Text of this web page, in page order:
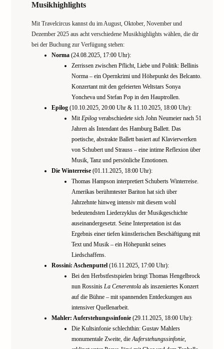
Musikhighlights
Mit Travelcircus kannst du im August, Oktober, November und
Dezember 2025 aus acht verschiedene Musikhighlights wählen, die dir
bei der Buchung zur Verfügung stehen:
Norma (24.08.2025, 17:00 Uhr):
Zerrissen zwischen Pflicht, Liebe und Politik: Bellinis
Norma – ein Opernkrimi und Höhepunkt des Belcanto.
Konzertant mit den gefeierten Weltstars Sonya
Yoncheva und Stefan Pop in den Hauptrollen.
Epilog (10.10.2025, 20:00 Uhr & 11.10.2025, 18:00 Uhr):
MitEpilog verabschiedete sich John Neumeier nach 51
Jahren als Intendant des Hamburg Ballett. Das
poetische, abstrakte Ballett basiert auf Klavierwerken
von Schubert und Strauss – eine intime Reflexion über
Musik, Tanz und persönliche Emotionen.
Die Winterreise (01.11.2025, 18:00 Uhr):
Thomas Hampson interpretiert Schuberts Winterreise.
Amerikas berühmtester Bariton hat sich über
Jahrzehnte hinweg intensiv mit diesem wohl
bedeutendsten Liederzyklus der Musikgeschichte
auseinandergesetzt. Seine Interpretation ist das
Ergebnis einer tiefen künstlerischen Beschäftigung mit
Text und Musik – ein Höhepunkt seines
Liedschaffens.
Rossini: Aschenputtel (16.11.2025, 17:00 Uhr):
Bei den Herbstfestspielen bringt Thomas Hengelbrock
nun Rossinis La Cenerentola als inszeniertes Konzert
auf die Bühne – mit spannenden Entdeckungen aus
intensiver Quellenarbeit.
Mahler: Auferstehungssinfonie (29.11.2025, 18:00 Uhr):
Die Kultsinfonie schlechthin: Gustav Mahlers
monumentale Zweite, dieAuferstehungssinfonie,